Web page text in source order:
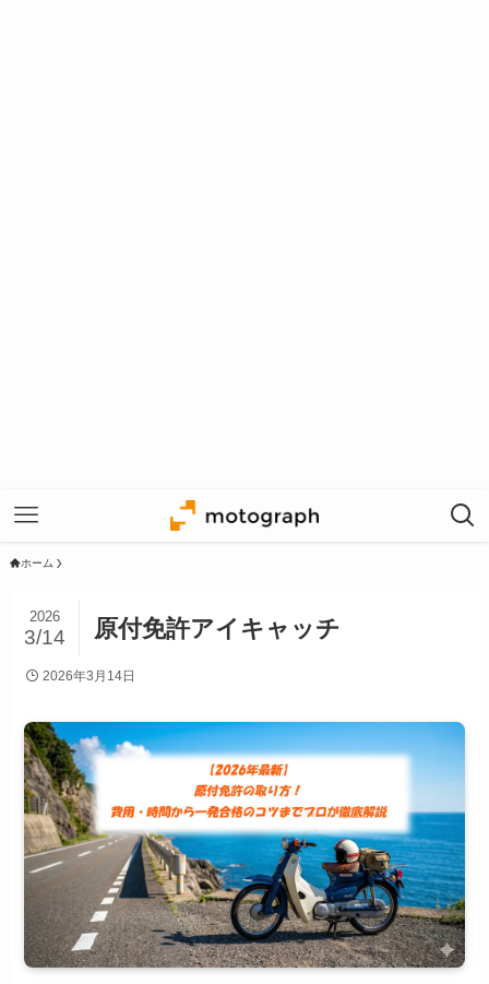
ホーム
原付免許アイキャッチ
2026
3/14
2026年3月14日